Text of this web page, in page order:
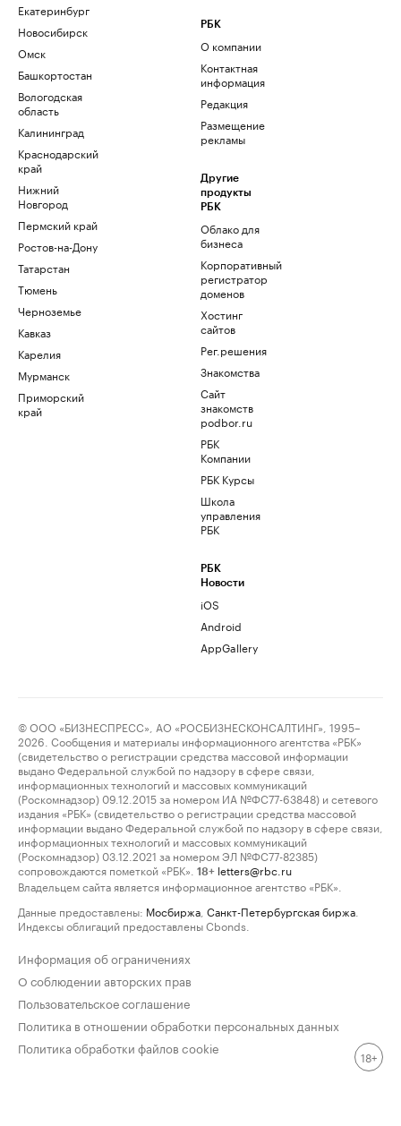
Екатеринбург
Новосибирск
Омск
Башкортостан
Вологодская
область
Калининград
Краснодарский
край
Нижний
Новгород
Пермский край
Ростов-на-Дону
Татарстан
Тюмень
Черноземье
Кавказ
Карелия
Мурманск
Приморский
край
РБК
О компании
Контактная
информация
Редакция
Размещение
рекламы
Другие
продукты
РБК
Облако для
бизнеса
Корпоративный
регистратор
доменов
Хостинг
сайтов
Рег.решения
Знакомства
Сайт
знакомств
podbor.ru
РБК
Компании
РБК Курсы
Школа
управления
РБК
РБК
Новости
iOS
Android
AppGallery
© ООО «БИЗНЕСПРЕСС», АО «РОСБИЗНЕСКОНСАЛТИНГ», 1995–
2026. Сообщения и материалы информационного агентства «РБК»
(свидетельство о регистрации средства массовой информации
выдано Федеральной службой по надзору в сфере связи,
информационных технологий и массовых коммуникаций
(Роскомнадзор) 09.12.2015 за номером ИА №ФС77-63848) и сетевого
издания «РБК» (свидетельство о регистрации средства массовой
информации выдано Федеральной службой по надзору в сфере связи,
информационных технологий и массовых коммуникаций
(Роскомнадзор) 03.12.2021 за номером ЭЛ №ФС77-82385)
сопровождаются пометкой «РБК».
18+ letters@rbc.ru
Владельцем сайта является информационное агентство «РБК».
Данные предоставлены: Мосбиржа Санкт-Петербургская биржа
Индексы облигаций предоставлены Cbonds.
Информация об ограничениях
О соблюдении авторских прав
Пользовательское соглашение
Политика в отношении обработки персональных данных
Политика обработки файлов cookie
18+